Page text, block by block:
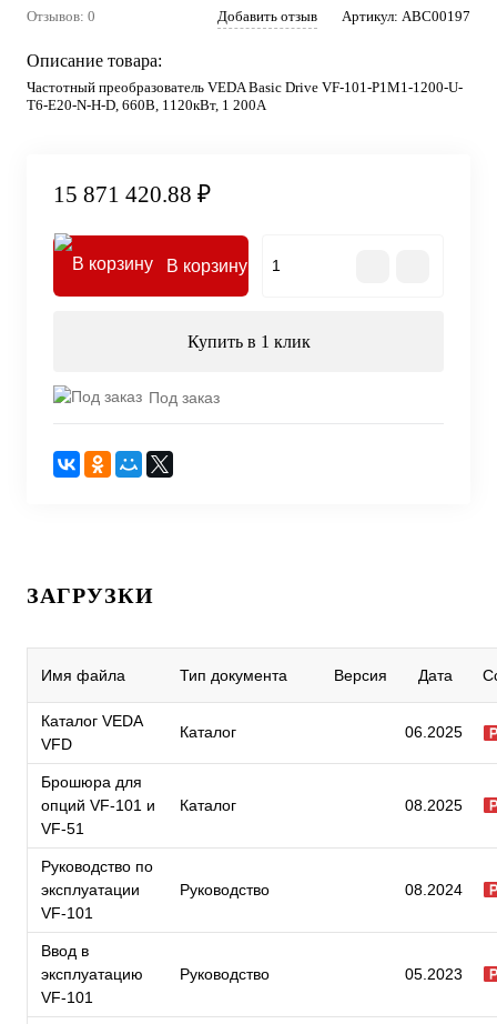
Отзывов: 0 Добавить отзыв Артикул: ABC00197
Описание товара:
Частотный преобразователь VEDA Basic Drive VF-101-P1M1-1200-U-
T6-E20-N-H-D, 660В, 1120кВт, 1 200А
15 871 420.88 ₽
В корзину
Купить в 1 клик
Под заказ
ЗАГРУЗКИ
Имя файла Тип документа Версия Дата
Каталог VEDA
VFD
Каталог 06.2025
Брошюра для
опций VF-101 и
VF-51
Каталог 08.2025
Руководство по
эксплуатации
VF-101
Руководство 08.2024
Ввод в
эксплуатацию
VF-101
Руководство 05.2023